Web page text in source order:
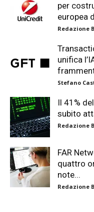
per
europea
Redazione
unifica
Stefano
Il 41%
subito
Redazione
FAR
quattro
note...
Redazione